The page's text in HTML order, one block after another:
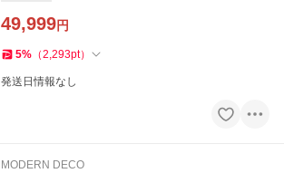
49,999円
5% （2,293pt）
発送日情報なし
MODERN DECO